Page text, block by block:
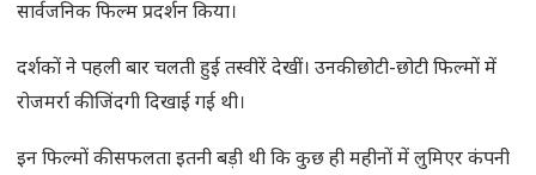
सार्वजनिक फिल्म प्रदर्शन किया।
दर्शकों ने पहली बार चलती हुई तस्वीरें देखीं। उनकी छोटी-छोटी फिल्मों में
रोजमर्रा की जिंदगी दिखाई गई थी।
इन फिल्मों की सफलता इतनी बड़ी थी कि कुछ ही महीनों में लुमिएर कंपनी